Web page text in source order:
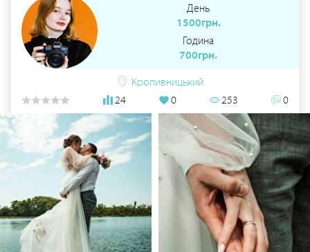
День
1500грн.
Година
700грн.
Кропивницький
24
0 253 0